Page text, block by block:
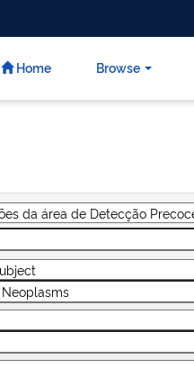
Home Browse